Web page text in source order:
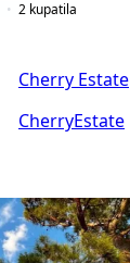
2 kupatila
Cherry Estate
CherryEstate